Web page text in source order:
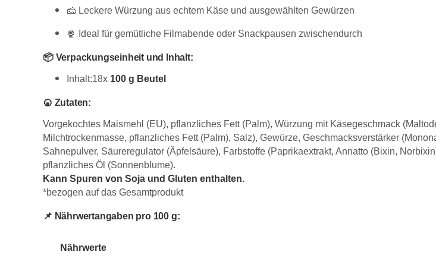
🧀 Leckere Würzung aus echtem Käse und ausgewählten Gewürzen
🍿 Ideal für gemütliche Filmabende oder Snackpausen zwischendurch
📦 Verpackungseinheit und Inhalt:
Inhalt:18x 100 g Beutel
🍘 Zutaten:
Vorgekochtes Maismehl (EU), pflanzliches Fett (Palm), Würzung mit Käsegeschmack
Milchtrockenmasse, pflanzliches Fett (Palm), Salz), Gewürze, Geschmacksverstärker
Sahnepulver, Säureregulator (Äpfelsäure), Farbstoffe (Paprikaextrakt, Annatto (Bixin,
pflanzliches Öl (Sonnenblume).
Kann Spuren von Soja und Gluten enthalten.
*bezogen auf das Gesamtprodukt
📌 Nährwertangaben pro 100 g:
Nährwerte